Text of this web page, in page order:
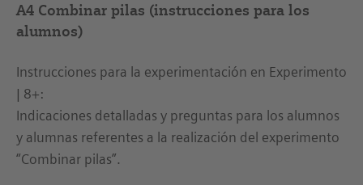
A4 Combinar pilas (instrucciones para los
alumnos)
Instrucciones para la experimentación en Experimento
| 8+:
Indicaciones detalladas y preguntas para los alumnos
y alumnas referentes a la realización del experimento
“Combinar pilas”.